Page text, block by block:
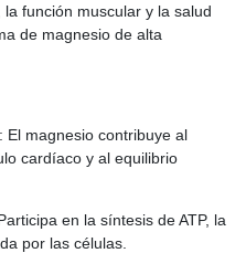
función muscular y la salud
de magnesio de alta
El magnesio contribuye al
cardíaco y al equilibrio
en la síntesis de ATP, la
por las células.